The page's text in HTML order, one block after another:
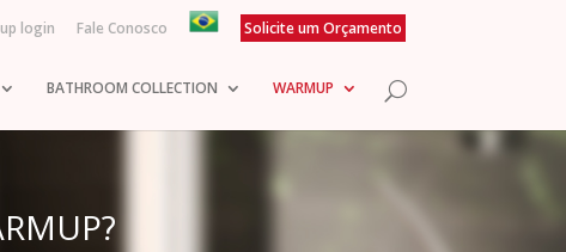
login Fale Conosco Solicite um Orçamento
BATHROOM COLLECTION WARMUP